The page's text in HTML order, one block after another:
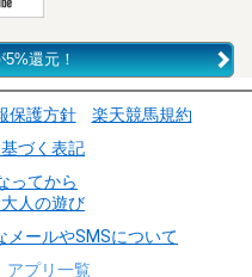
5%還元！
保護方針
楽天競馬規約
づく表記
ってから
人の遊び
メールやSMSについて
アプリ一覧